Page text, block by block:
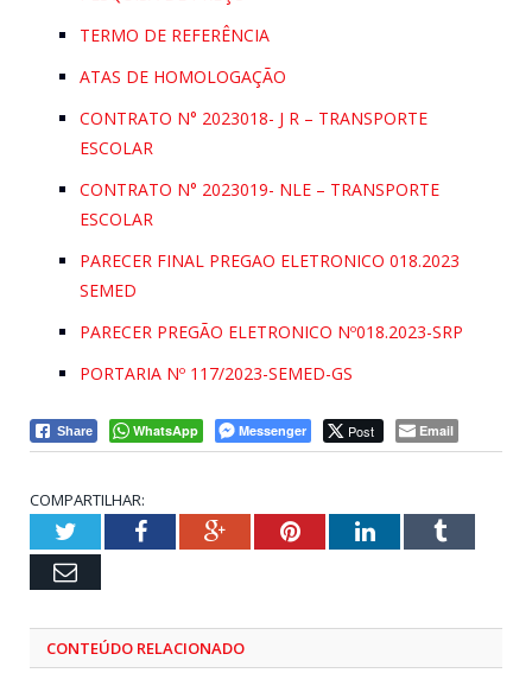
TERMO DE REFERÊNCIA
ATAS DE HOMOLOGAÇÃO
CONTRATO N° 2023018- J R – TRANSPORTE
ESCOLAR
CONTRATO N° 2023019- NLE – TRANSPORTE
ESCOLAR
PARECER FINAL PREGAO ELETRONICO 018.2023
SEMED
PARECER PREGÃO ELETRONICO Nº018.2023-SRP
PORTARIA Nº 117/2023-SEMED-GS
Share WhatsApp Messenger Post Email
COMPARTILHAR:
TwitterFacebookGoogle+PinterestLinkedInTumblr
Email
CONTEÚDO RELACIONADO